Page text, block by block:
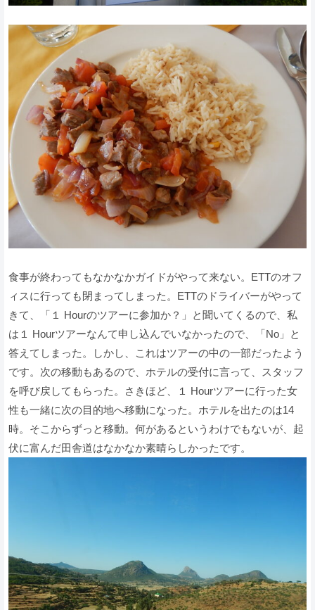
食事が終わってもなかなかガイドがやって来ない。ETTのオフ
ィスに行っても閉まってしまった。ETTのドライバーがやって
きて、「１ Hourのツアーに参加か？」と聞いてくるので、私
は１ Hourツアーなんて申し込んでいなかったので、「No」と
答えてしまった。しかし、これはツアーの中の一部だったよう
です。次の移動もあるので、ホテルの受付に言って、スタッフ
を呼び戻してもらった。さきほど、１ Hourツアーに行った女
性も一緒に次の目的地へ移動になった。ホテルを出たのは14
時。そこからずっと移動。何があるというわけでもないが、起
伏に富んだ田舎道はなかなか素晴らしかったです。